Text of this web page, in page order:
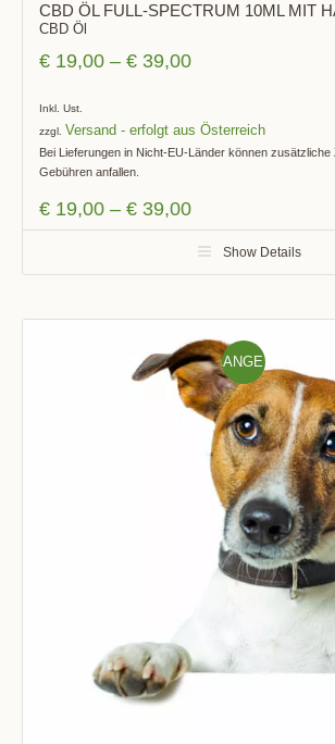
CBD ÖL FULL-SPECTRUM 10ML MIT
CBD Öl
€ 19,00 –€ 39,00
Inkl. Ust.
zzgl. Versand
Bei Lieferungen in Nicht-EU-Länder können zusätzliche
Gebühren anfallen.
€ 19,00 –€ 39,00
Show Details
ANGE
BOT!